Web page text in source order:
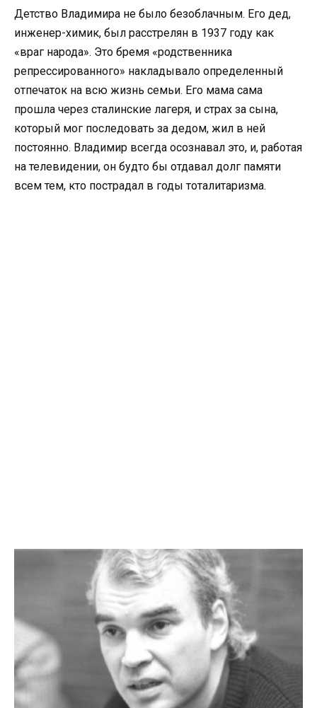
Детство Владимира не было безоблачным. Его дед,
инженер-химик, был расстрелян в 1937 году как
«враг народа». Это бремя «родственника
репрессированного» накладывало определенный
отпечаток на всю жизнь семьи. Его мама сама
прошла через сталинские лагеря, и страх за сына,
который мог последовать за дедом, жил в ней
постоянно. Владимир всегда осознавал это, и, работая
на телевидении, он будто бы отдавал долг памяти
всем тем, кто пострадал в годы тоталитаризма.